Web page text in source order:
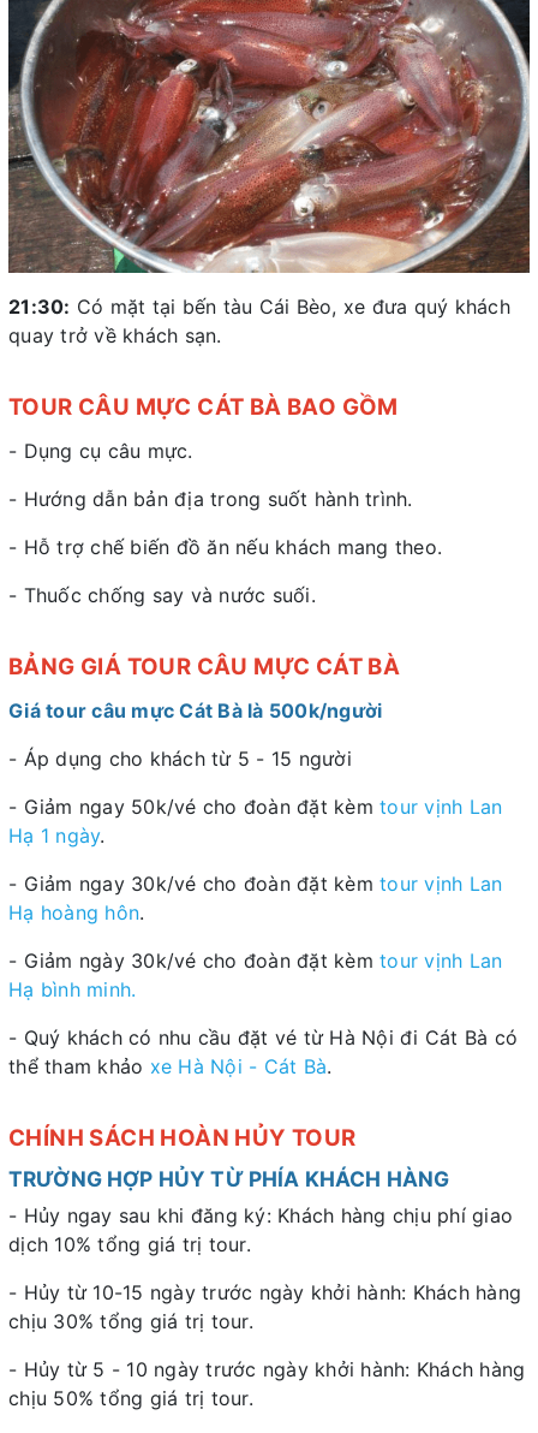
21:30: Có mặt tại bến tàu Cái Bèo, xe đưa quý khách
quay trở về khách sạn.
TOUR CÂU MỰC CÁT BÀ BAO GỒM
- Dụng cụ câu mực.
- Hướng dẫn bản địa trong suốt hành trình.
- Hỗ trợ chế biến đồ ăn nếu khách mang theo.
- Thuốc chống say và nước suối.
BẢNG GIÁ TOUR CÂU MỰC CÁT BÀ
Giá tour câu mực Cát Bà là 500k/người
- Áp dụng cho khách từ 5 - 15 người
- Giảm ngay 50k/vé cho đoàn đặt kèm tour vịnh Lan
Hạ 1 ngày.
- Giảm ngay 30k/vé cho đoàn đặt kèm tour vịnh Lan
Hạ hoàng hôn.
- Giảm ngày 30k/vé cho đoàn đặt kèm tour vịnh Lan
Hạ bình minh.
- Quý khách có nhu cầu đặt vé từ Hà Nội đi Cát Bà có
thể tham khảo xe Hà Nội - Cát Bà.
CHÍNH SÁCH HOÀN HỦY TOUR
TRƯỜNG HỢP HỦY TỪ PHÍA KHÁCH HÀNG
- Hủy ngay sau khi đăng ký: Khách hàng chịu phí giao
dịch 10% tổng giá trị tour.
- Hủy từ 10-15 ngày trước ngày khởi hành: Khách hàng
chịu 30% tổng giá trị tour.
- Hủy từ 5 - 10 ngày trước ngày khởi hành: Khách hàng
chịu 50% tổng giá trị tour.